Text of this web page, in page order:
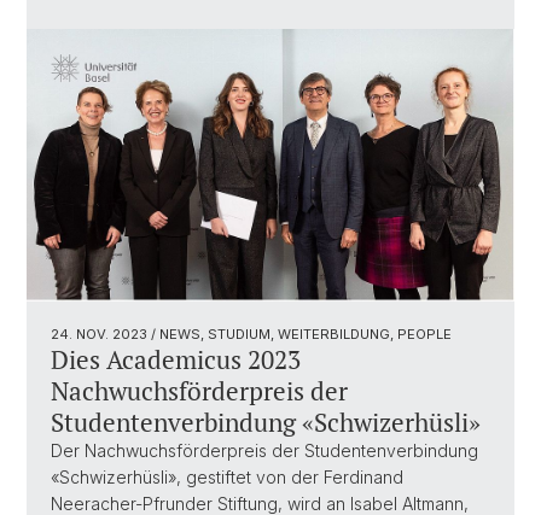
24. NOV. 2023 / NEWS, STUDIUM, WEITERBILDUNG, PEOPLE
Dies Academicus 2023
Nachwuchsförderpreis der
Studentenverbindung «Schwizerhüsli»
Der Nachwuchsförderpreis der Studentenverbindung
«Schwizerhüsli», gestiftet von der Ferdinand
Neeracher-Pfrunder Stiftung, wird an Isabel Altmann,